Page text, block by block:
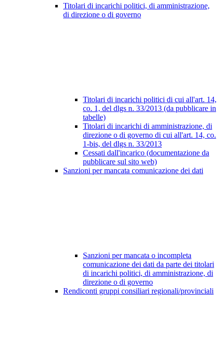
Titolari di incarichi politici, di amministrazione,
di direzione o di governo
Titolari di incarichi politici di cui all'art. 14,
co. 1, del dlgs n. 33/2013 (da pubblicare in
tabelle)
Titolari di incarichi di amministrazione, di
direzione o di governo di cui all'art. 14, co.
1-bis, del dlgs n. 33/2013
Cessati dall'incarico (documentazione da
pubblicare sul sito web)
Sanzioni per mancata comunicazione dei dati
Sanzioni per mancata o incompleta
comunicazione dei dati da parte dei titolari
di incarichi politici, di amministrazione, di
direzione o di governo
Rendiconti gruppi consiliari regionali/provinciali